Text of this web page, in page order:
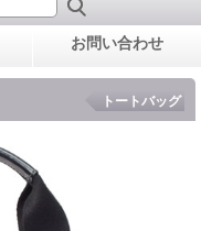
お問い合わせ
トートバッグ